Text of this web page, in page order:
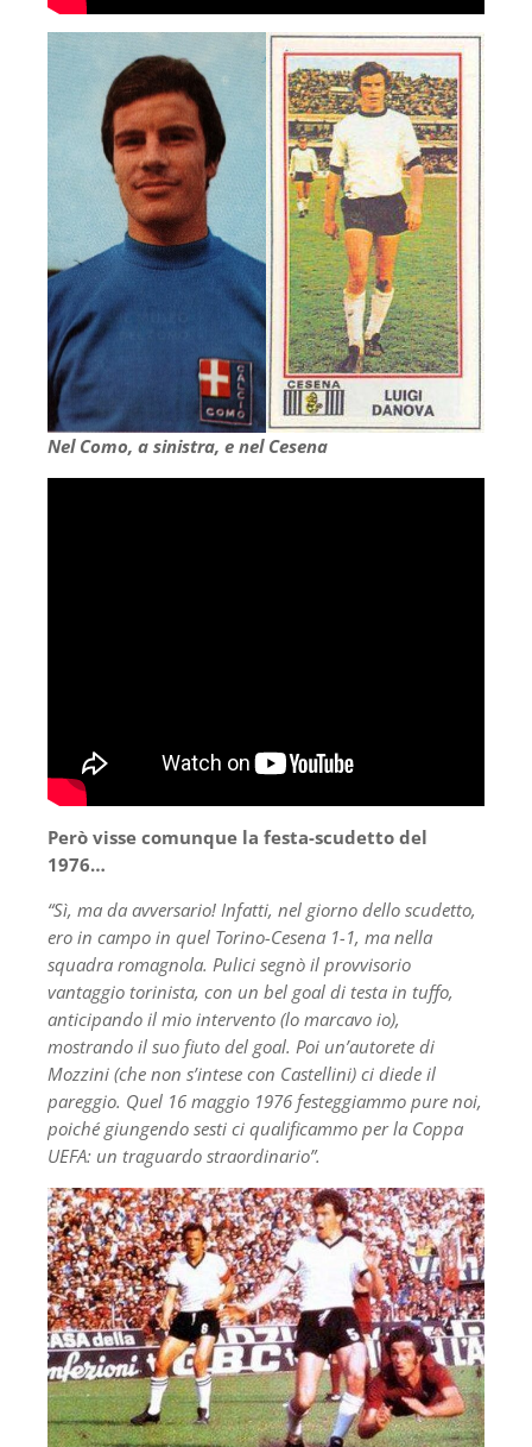
Nel Como, a sinistra, e nel Cesena
Però visse comunque la festa-scudetto del
1976…
“Sì, ma da avversario! Infatti, nel giorno dello scudetto,
ero in campo in quel Torino-Cesena 1-1, ma nella
squadra romagnola. Pulici segnò il provvisorio
vantaggio torinista, con un bel goal di testa in tuffo,
anticipando il mio intervento (lo marcavo io),
mostrando il suo fiuto del goal. Poi un’autorete di
Mozzini (che non s’intese con Castellini) ci diede il
pareggio. Quel 16 maggio 1976 festeggiammo pure noi,
poiché giungendo sesti ci qualificammo per la Coppa
UEFA: un traguardo straordinario”.